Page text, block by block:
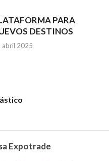
PARA
DESTINOS
abril 2025
Expotrade